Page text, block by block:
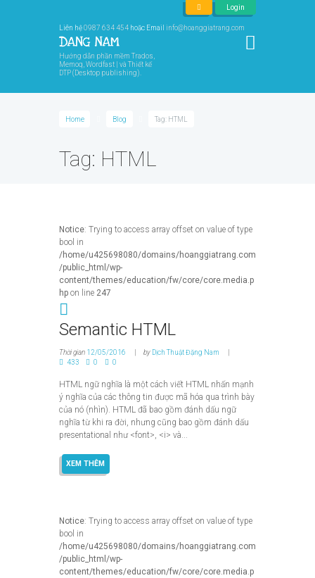
Login
Liên hệ0987 634 454 hoặc Email info@hoanggiatrang.com
Hướng dẫn phần mềm Trados,
Memoq, Wordfast | và Thiết kế
DTP (Desktop publishing).
Home Blog Tag: HTML
Tag: HTML
Notice: Trying to access array offset on value of type
bool in
/home/u425698080/domains/hoanggiatrang.com
/public_html/wp-
content/themes/education/fw/core/core.media.p
hp on line 247
Semantic HTML
Thời gian 12/05/2016 by Dịch Thuật Đặng Nam
433
0 0
HTML ngữ nghĩa là một cách viết HTML nhấn mạnh
ý nghĩa của các thông tin được mã hóa qua trình bày
của nó (nhìn). HTML đã bao gồm đánh dấu ngữ
nghĩa từ khi ra đời, nhưng cũng bao gồm đánh dấu
presentational như <font>, <i> và...
XEM THÊM
Notice: Trying to access array offset on value of type
bool in
/home/u425698080/domains/hoanggiatrang.com
/public_html/wp-
content/themes/education/fw/core/core.media.p